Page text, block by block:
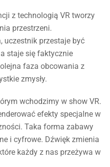
z technologią VR tworzy
przestrzeni.
uczestnik przestaje być
staje się faktycznie
faza obcowania z
zmysły.
wchodzimy w show VR.
efekty specjalne w
Taka forma zabawy
i cyfrowe. Dźwięk zmienia
każdy z nas przeżywa w